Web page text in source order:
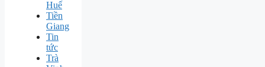
Huế
Tiền
Giang
Tin
tức
Trà